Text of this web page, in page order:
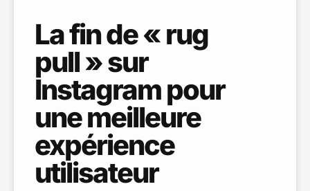
La fin de « rug
pull » sur
Instagram pour
une meilleure
expérience
utilisateur